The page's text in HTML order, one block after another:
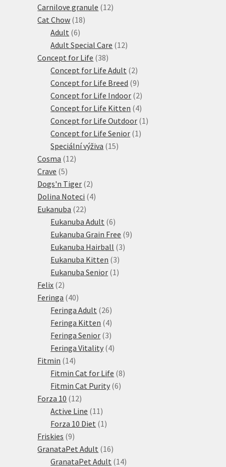
produkty
Carnilove granule 1212
Cat Chow 1818
Adult 66
produktů
Adult Special Care 1212
Concept for Life 3838
produktů
Concept for Life Adult 22
produkty
Concept for Life Breed 99
produktů
Concept for Life Indoor 22
produkty
Concept for Life Kitten 44
produkty
Concept for Life Outdoor 1 1
Concept for Life Senior 1 1
Speciální výživa 1515
Cosma 1212
Crave 55
produktů
Dogs'n Tiger 22
produkty
Dolina Noteci 44
Eukanuba 2222
produktů
Eukanuba Adult 66
produktů
Eukanuba Grain Free 99
Eukanuba Hairball 33
Eukanuba Kitten 33
produkty
Eukanuba Senior 1 1
Felix 22
produkty
Feringa 4040
produktů
Feringa Adult 2626
produktů
Feringa Kitten 44
produkty
Feringa Senior 33
produkty
Feringa Vitality 44
Fitmin 1414
produktů
Fitmin Cat for Life 88
Fitmin Cat Purity 66
Forza 10 1212
produktů
Active Line 11 11
produktů
Forza 10 Diet 1 1
Friskies 99
produktů
GranataPet Adult 1616
produktů
GranataPet Adult 1414